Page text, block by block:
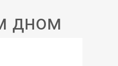
дном